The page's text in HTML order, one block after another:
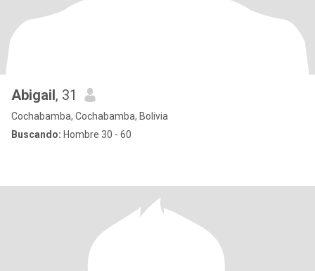
Abigail, 31
Cochabamba, Cochabamba, Bolivia
Buscando: Hombre 30 - 60